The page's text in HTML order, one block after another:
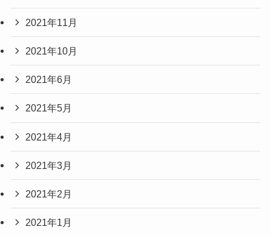
2021年11月
2021年10月
2021年6月
2021年5月
2021年4月
2021年3月
2021年2月
2021年1月